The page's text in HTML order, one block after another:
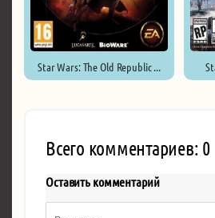
Star Wars: The Old Republic ...
Всего комментариев: 0
Оставить комментарий